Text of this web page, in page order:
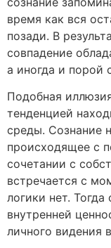
время как вся
позади. В
совпадение
а иногда и порой
Подобная
тенденцией
среды. Сознание
происходящее с
сочетании с
встречается c
логики нет.
внутренней
личного видения